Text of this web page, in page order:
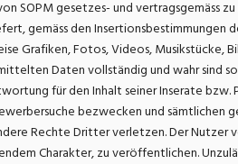
SOPM gesetzes- und vertragsgemäss
gemäss den
Grafiken, Fotos, Videos, Musikstücke,
Daten vollständig und wahr sind
für den Inhalt seiner Inserate
bezwecken und
Rechte Dritter verletzen. Der Nutzer
Charakter, zu veröffentlichen.